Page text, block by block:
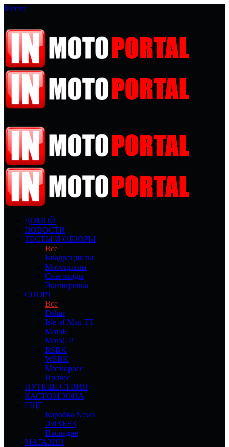
Меню
ДОМОЙ
НОВОСТИ
ТЕСТЫ И ОБЗОРЫ
Все
Квадроциклы
Мотоциклы
Снегоходы
Экипировка
СПОРТ
Все
Dakar
Isle of Man TT
MotoE
MotoGP
RSBK
WSBK
Мотокросс
Прочее
ПУТЕШЕСТВИЯ
КАСТОМ ЗОНА
ЕЩЕ
Коробка News
ЛИКБЕЗ
Наследие
МАГАЗИН